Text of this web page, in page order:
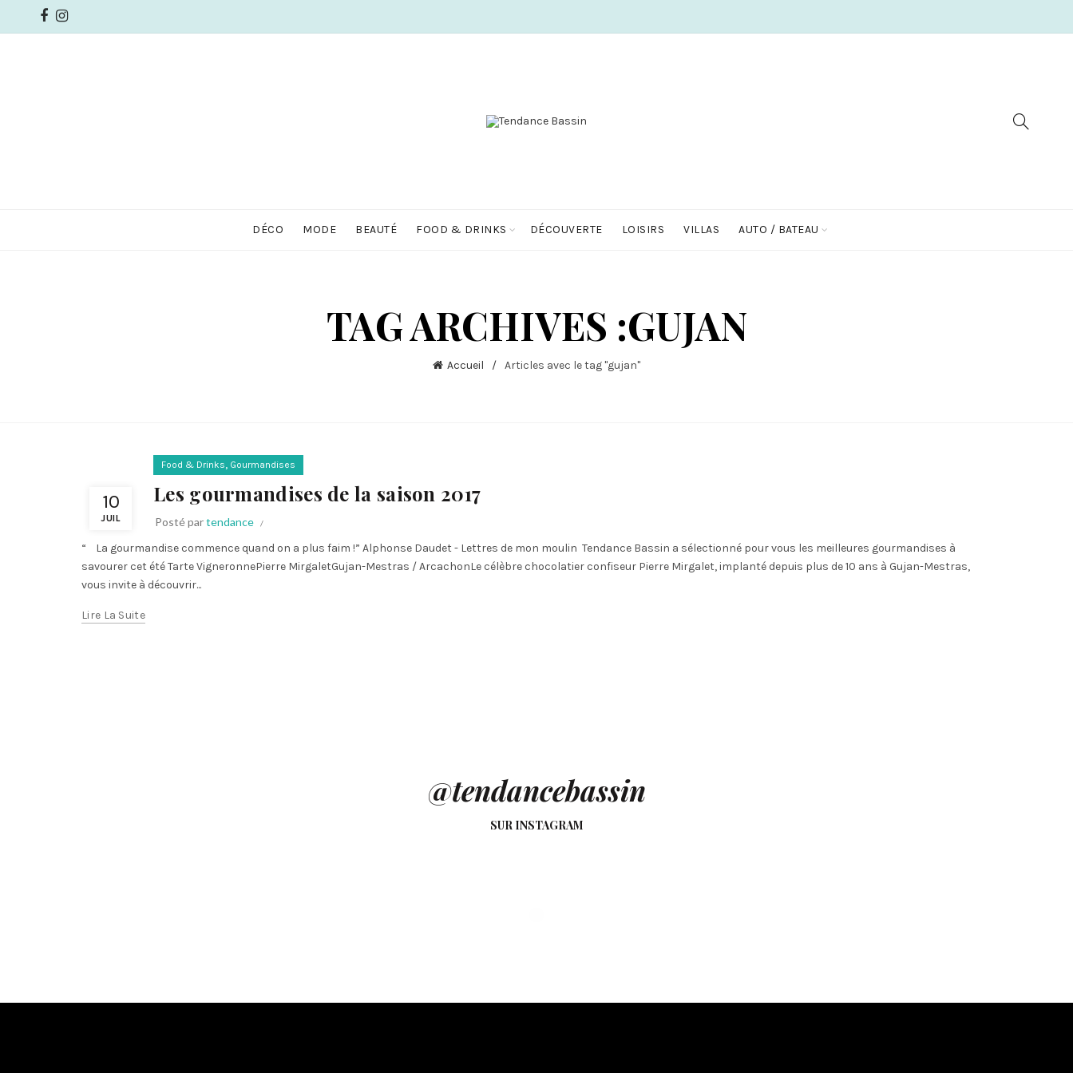
DÉCO MODE BEAUTÉ FOOD & DRINKS DÉCOUVERTE LOISIRS VILLAS AUTO / BATEAU
TAG ARCHIVES :GUJAN
Accueil Articles avec le tag "gujan"
10
JUIL
Food & Drinks, Gourmandises
Les gourmandises de la saison 2017
Posté partendance
“ La gourmandise commence quand on a plus faim !” Alphonse Daudet - Lettres de mon moulin Tendance Bassin a sélectionné pour vous les meilleures gourmandises à
savourer cet été Tarte VigneronnePierre MirgaletGujan-Mestras / ArcachonLe célèbre chocolatier confiseur Pierre Mirgalet, implanté depuis plus de 10 ans à Gujan-Mestras,
vous invite à découvrir...
Lire La Suite
@tendancebassin
SUR INSTAGRAM